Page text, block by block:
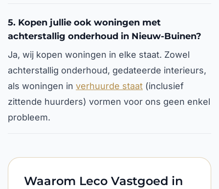
5. Kopen jullie ook woningen met
achterstallig onderhoud in Nieuw-Buinen?
Ja, wij kopen woningen in elke staat. Zowel
achterstallig onderhoud, gedateerde interieurs,
als woningen in verhuurde staat (inclusief
zittende huurders) vormen voor ons geen enkel
probleem.
Waarom Leco Vastgoed in